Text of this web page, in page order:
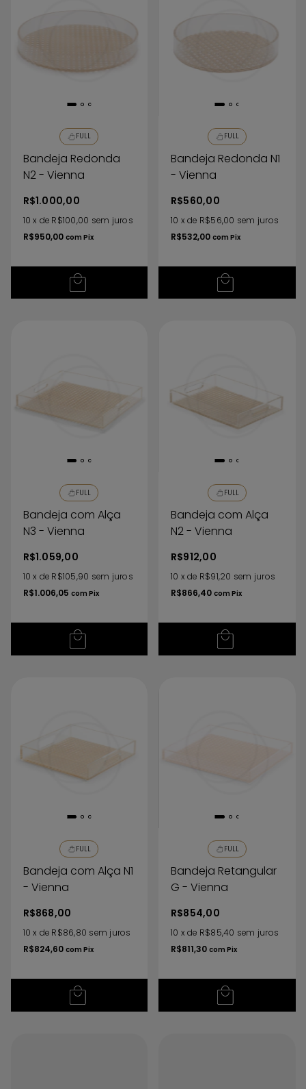
FULL
Bandeja Redonda
N2 - Vienna
R$1.000,00
10 x de R$100,00 sem juros
R$950,00 com Pix
FULL
Bandeja Redonda N1
- Vienna
R$560,00
10 xde R$56,00 sem juros
R$532,00 com Pix
FULL
Bandeja com Alça
N3 - Vienna
R$1.059,00
10 x de R$105,90 sem juros
R$1.006,05 com Pix
FULL
Bandeja com Alça
N2 - Vienna
R$912,00
10 xde R$91,20 sem juros
R$866,40 com Pix
FULL
Bandeja com Alça N1
- Vienna
R$868,00
10 x de R$86,80 sem juros
R$824,60 com Pix
FULL
Bandeja Retangular
G - Vienna
R$854,00
10 xde R$85,40 sem juros
R$811,30 com Pix